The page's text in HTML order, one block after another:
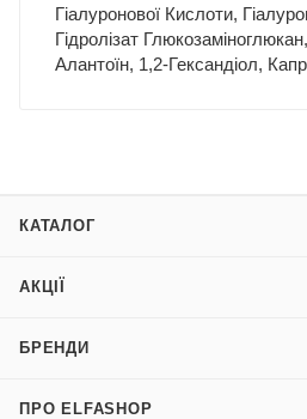
Гіалуронової Кислоти,
Гідролізат
Алантоїн, 1,2-Гександіол,
КАТАЛОГ
АКЦІЇ
БРЕНДИ
ПРО ELFASHOP